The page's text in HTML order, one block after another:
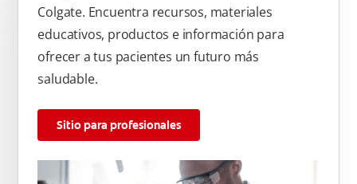
Colgate. Encuentra recursos, materiales
educativos, productos e información para
ofrecer a tus pacientes un futuro más
saludable.
Sitio para profesionales